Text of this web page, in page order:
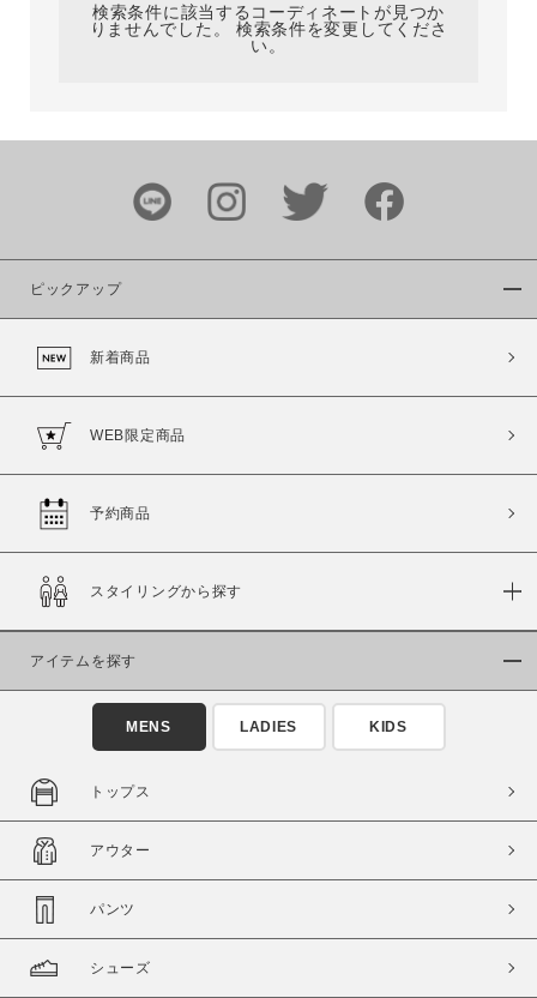
ブランド
カラー
商品タイプ
通常商品
セール価格 WEB限定
在庫
在庫あり
検索条件に該当するコーディネートが見つか
りませんでした。 検索条件を変更してくださ
い。
ピックアップ
新着商品
WEB限定商品
予約商品
スタイリングから探す
アイテムを探す
MENS LADIES KIDS
トップス
アウター
パンツ
シューズ